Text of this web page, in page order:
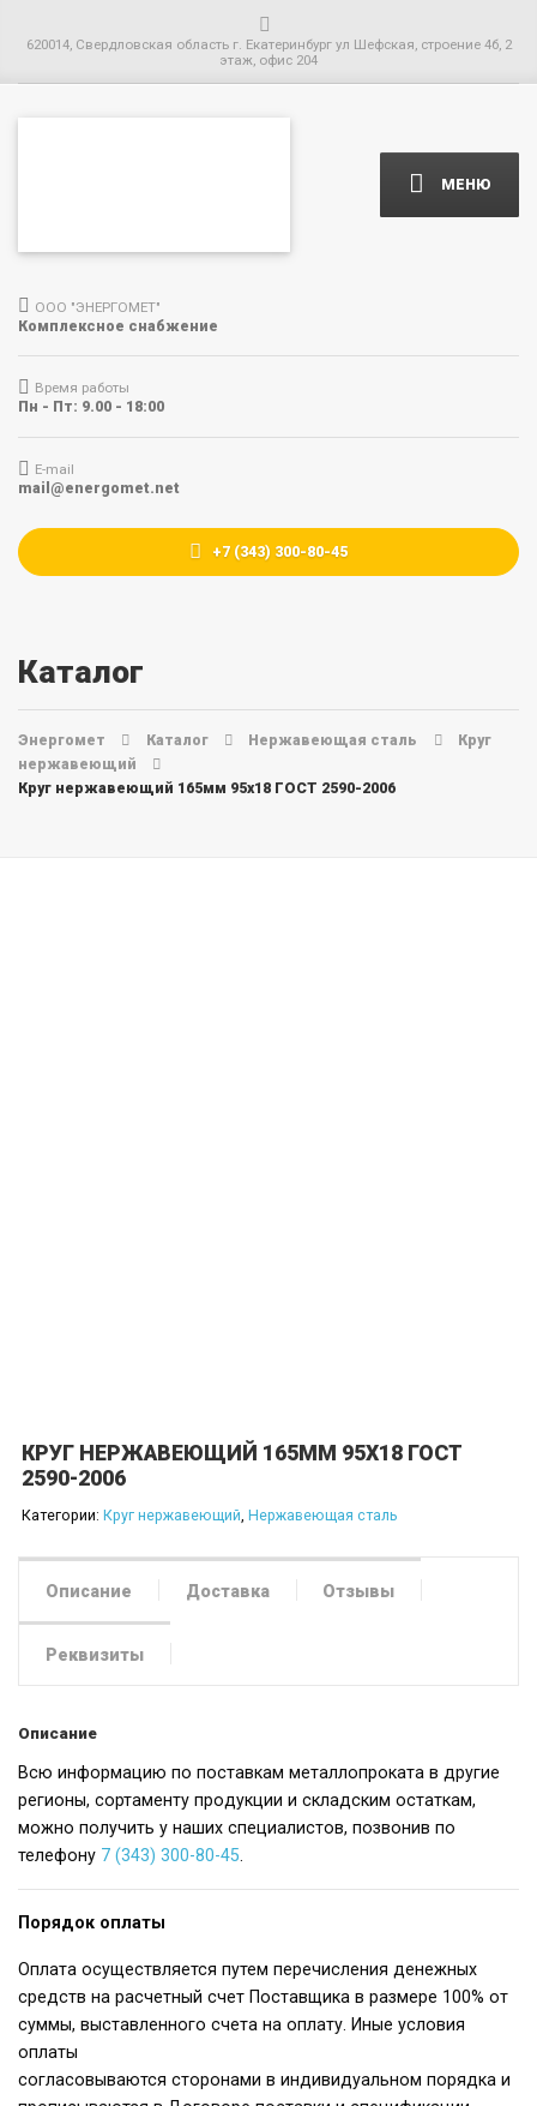
620014, Свердловская область г. Екатеринбург ул Шефская, строение 4б, 2
этаж, офис 204
МЕНЮ
ООО "ЭНЕРГОМЕТ"
Комплексное снабжение
Время работы
Пн - Пт: 9.00 - 18:00
E-mail
mail@energomet.net
+7 (343) 300-80-45
Каталог
Энергомет Каталог Нержавеющая сталь
Круг
нержавеющий
Круг нержавеющий 165мм 95х18 ГОСТ 2590-2006
КРУГ НЕРЖАВЕЮЩИЙ 165ММ 95Х18 ГОСТ
2590-2006
Категории: Круг нержавеющий Нержавеющая сталь
Описание Доставка Отзывы
Реквизиты
Описание
Всю информацию по поставкам металлопроката в другие
регионы, сортаменту продукции и складским остаткам,
можно получить у наших специалистов, позвонив по
телефону 7 (343) 300-80-45
Порядок оплаты
Оплата осуществляется путем перечисления денежных
средств на расчетный счет Поставщика в размере 100% от
суммы, выставленного счета на оплату. Иные условия
оплаты
согласовываются сторонами в индивидуальном порядка и